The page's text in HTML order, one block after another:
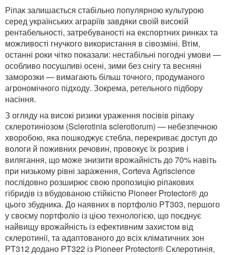
Ріпак залишається стабільно популярною культурою
серед українських аграріїв завдяки своїй високій
рентабельності, затребуваності на експортних ринках та
можливості гнучкого використання в сівозміні. Втім,
останні роки чітко показали: нестабільні погодні умови —
особливо посушливі осені, зими без снігу та весняні
заморозки — вимагають більш точного, продуманого
агрономічного підходу. Зокрема, ретельного підбору
насіння.
З огляду на високі ризики ураження посівів ріпаку
склеротиніозом (Sclerotinia sclerotiorum) — небезпечною
хворобою, яка пошкоджує стебла, перекриває доступ до
вологи й поживних речовин, провокує їх розрив і
вилягання, що може знизити врожайність до 70% навіть
при низькому рівні зараження, Corteva Agriscience
послідовно розширює свою пропозицію ріпакових
гібридів із вбудованою стійкістю Pioneer Protector® до
цього збудника. До наявних в портфоліо PT303, першого
у своєму портфоліо із цією технологією, що поєднує
найвищу врожайність із ефективним захистом від
склеротинії, та адаптованого до всіх кліматичних зон
PT312 додано PT322 із Pioneer Protector® Склеротинія,